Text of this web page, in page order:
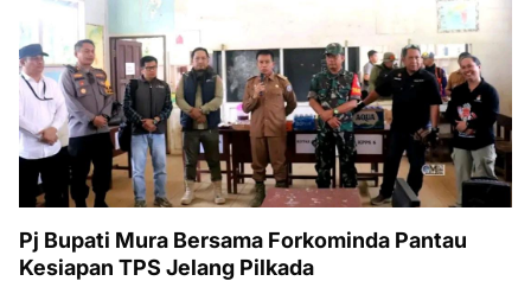
Pj Bupati Mura Bersama Forkominda Pantau
Kesiapan TPS Jelang Pilkada